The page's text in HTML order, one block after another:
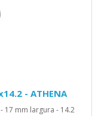
- ATHENA
mm largura - 14.2